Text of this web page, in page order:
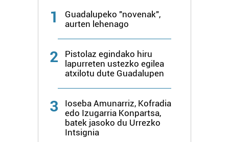
1
Guadalupeko "novenak",
aurten lehenago
2
Pistolaz egindako hiru
lapurreten ustezko egilea
atxilotu dute Guadalupen
3
Ioseba Amunarriz, Kofradia
edo Izugarria Konpartsa,
batek jasoko du Urrezko
Intsignia